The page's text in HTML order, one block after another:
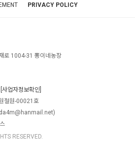
PRIVACY POLICY
로 1004-31 뽕이네농장
[사업자정보확인]
철원-00021호
)
RESERVED.